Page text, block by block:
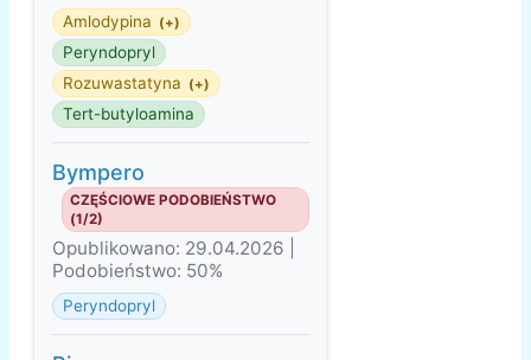
Amlodypina (+)
Peryndopryl
Rozuwastatyna (+)
Tert-butyloamina
Bympero
CZĘŚCIOWE PODOBIEŃSTWO
(1/2)
Opublikowano: 29.04.2026 |
Podobieństwo: 50%
Peryndopryl